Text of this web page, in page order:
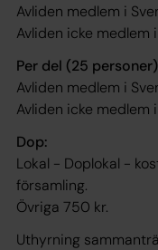
Avliden medlem i
Avliden icke medlem
Per del (25
Avliden medlem i
Avliden icke medlem
Dop:
Lokal - Doplokal -
församling.
Övriga 750 kr.
Uthyrning